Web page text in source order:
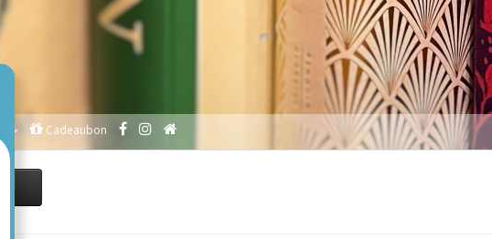
Cadeaubon